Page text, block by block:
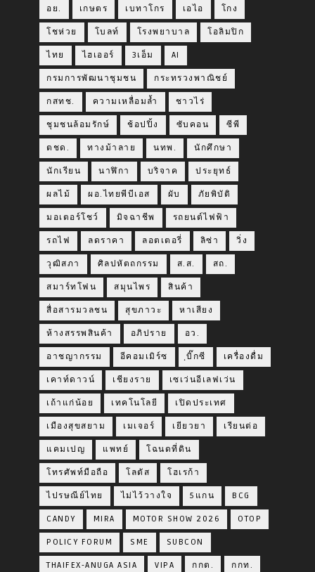
อย. เกษตร เบทาโกร เอไอ โกง
โชห่วย โบลท์ โรงพยาบาล โอลิมปิก
ไทย ไฮเออร์ 3เอ็ม AI
กรมการพัฒนาชุมชน กระทรวงพาณิชย์
กสทช. ความเหลื่อมล้ำ ชาวไร่
ชุมชนล้อมรักษ์ ช้อปปิ้ง ซับคอน ซีพี
ตชด. ทางม้าลาย นทพ. นักศึกษา
นักเรียน นาฬิกา บริจาค ประยุทธ์
ผลไม้ ผอ.ไทยพีบีเอส ผับ ภัยพิบัติ
มอเตอร์โชว์ มิจฉาชีพ รถยนต์ไฟฟ้า
รถไฟ ลดราคา ลอตเตอรี่ ลิซ่า วิ่ง
วุฒิสภา ศิลปหัตถกรรม ส.ส. สถ.
สมาร์ทโฟน สมุนไพร สินค้า
สื่อสารมวลชน สุขภาวะ หาเสียง
ห้างสรรพสินค้า อภิปราย อว.
อาชญากรรม อีคอมเมิร์ซ ฺบิ๊กซี เครื่องดื่ม
เคาท์ดาวน์ เชียงราย เซเว่นอีเลฟเว่น
เถ้าแก่น้อย เทคโนโลยี เปิดประเทศ
เมืองสุขสยาม เมเจอร์ เยียวยา เรียนต่อ
แคมเปญ แพทย์ โฉนดที่ดิน
โทรศัพท์มือถือ โลตัส โฮเรก้า
ไปรษณีย์ไทย ไม่ไว้วางใจ 5แกน BCG
CANDY MIRA MOTOR SHOW 2026 OTOP
POLICY FORUM SME SUBCON
THAIFEX-ANUGA ASIA VIPA กกต. กกท.